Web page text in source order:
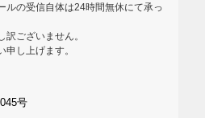
ルの受信自体は24時間無休にて承っ
ございません。
し上げます。
号